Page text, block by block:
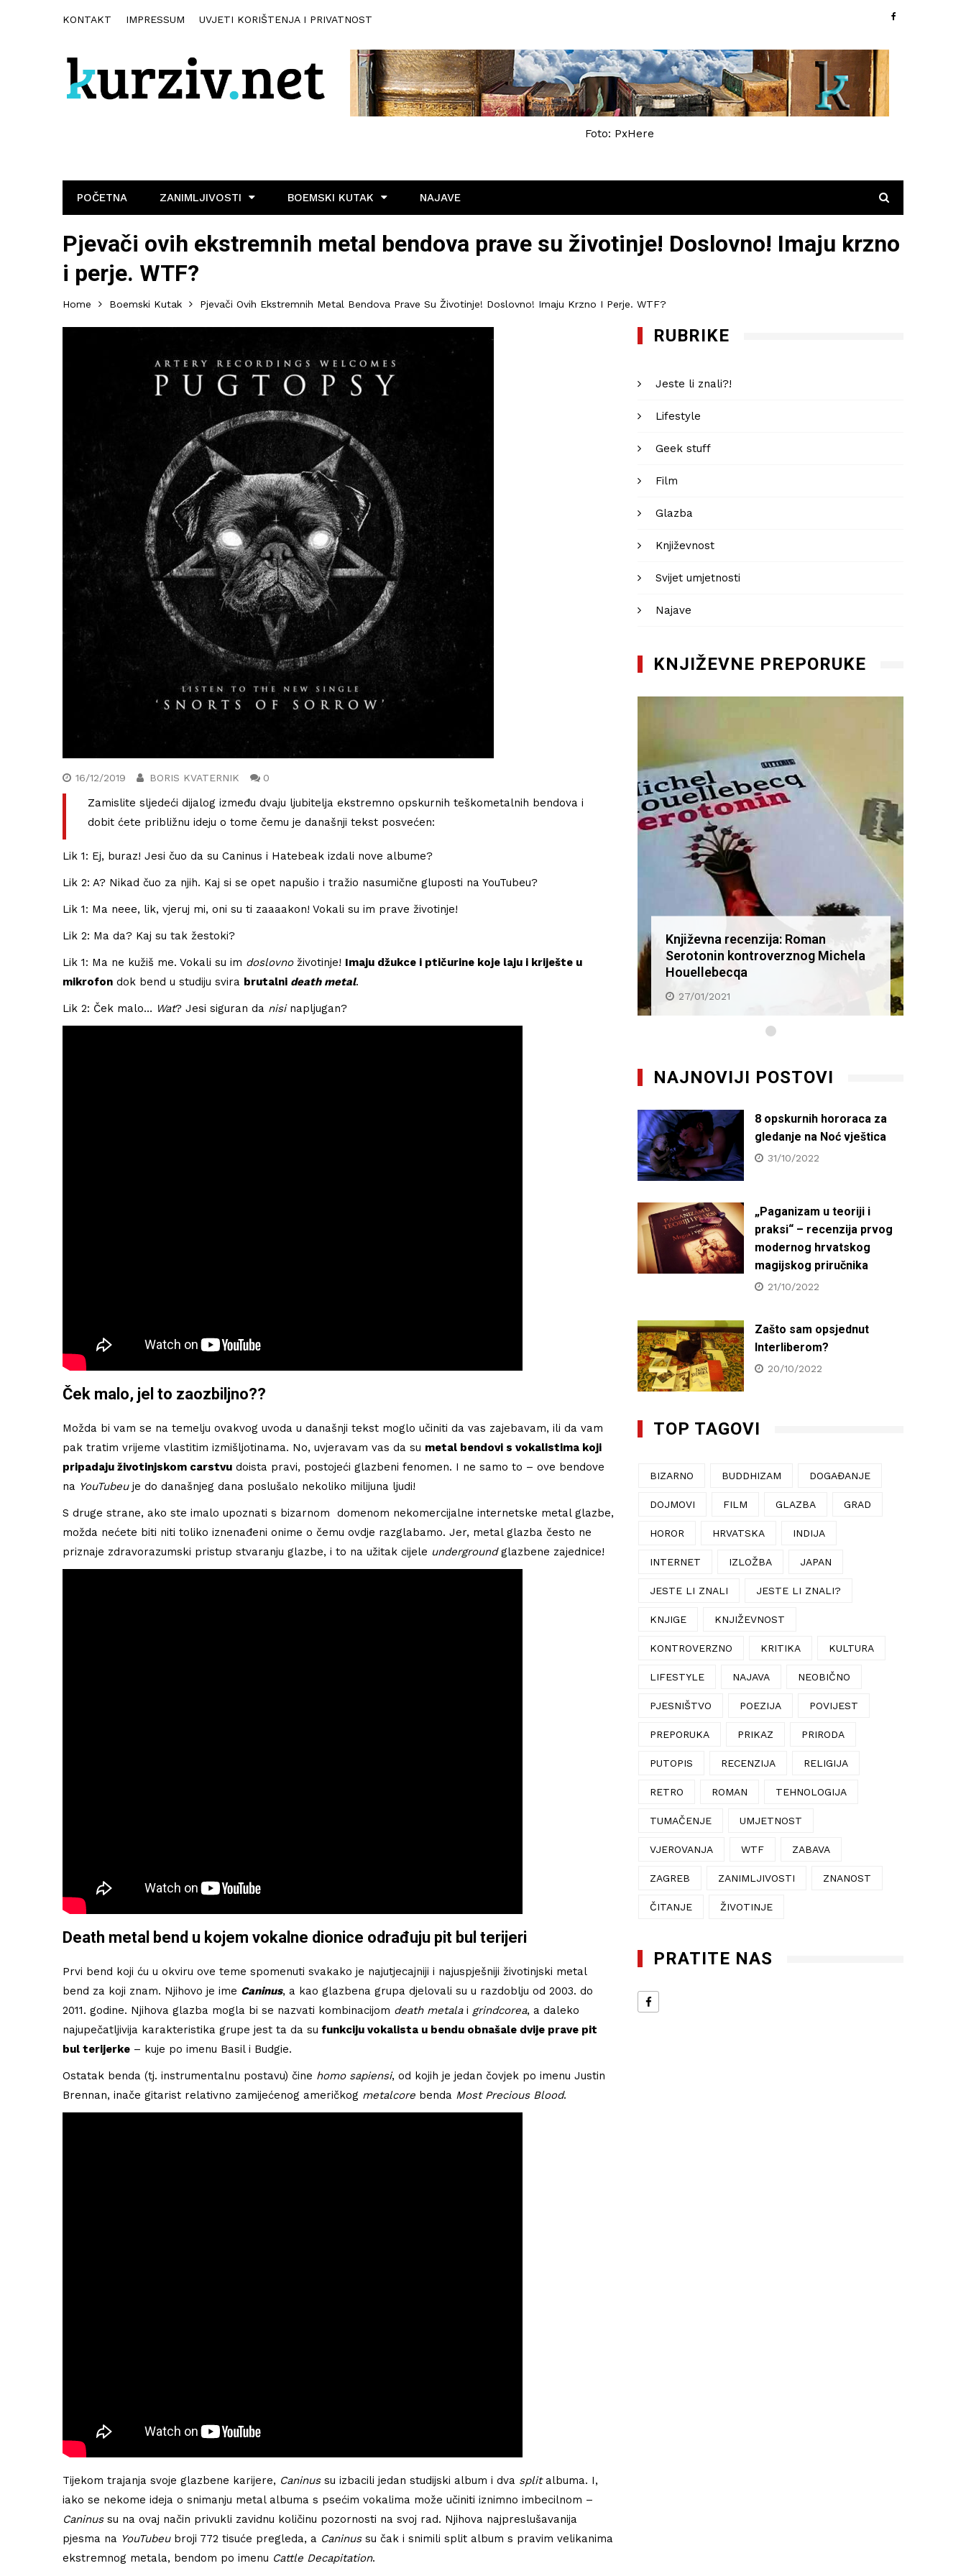
KONTAKT IMPRESSUM UVJETI KORIŠTENJA I PRIVATNOST
Foto: PxHere
POČETNA ZANIMLJIVOSTI BOEMSKI KUTAK NAJAVE
Pjevači ovih ekstremnih metal bendova prave su životinje! Doslovno! Imaju krzno
i perje. WTF?
Home Boemski Kutak Pjevači Ovih Ekstremnih Metal Bendova Prave Su Životinje! Doslovno! Imaju Krzno I Perje. WTF?
16/12/2019 BORIS KVATERNIK 0
Zamislite sljedeći dijalog između dvaju ljubitelja ekstremno opskurnih teškometalnih bendova i
dobit ćete približnu ideju o tome čemu je današnji tekst posvećen:
Lik 1: Ej, buraz! Jesi čuo da su Caninus i Hatebeak izdali nove albume?
Lik 2: A? Nikad čuo za njih. Kaj si se opet napušio i tražio nasumične gluposti na YouTubeu?
Lik 1: Ma neee, lik, vjeruj mi, oni su ti zaaaakon! Vokali su im prave životinje!
Lik 2: Ma da? Kaj su tak žestoki?
Lik 1: Ma ne kužiš me. Vokali su im doslovnoživotinje! Imaju džukce i ptičurine koje laju i kriješte u
mikrofon dok bend u studiju svira brutalni death metal.
Lik 2: Ček malo… Wat? Jesi siguran da nisinapljugan?
Ček malo, jel to zaozbiljno??
Možda bi vam se na temelju ovakvog uvoda u današnji tekst moglo učiniti da vas zajebavam, ili da vam
pak tratim vrijeme vlastitim izmišljotinama. No, uvjeravam vas da su metal bendovi s vokalistima koji
pripadaju životinjskom carstvu doista pravi, postojeći glazbeni fenomen. I ne samo to – ove bendove
na YouTubeuje do današnjeg dana poslušalo nekoliko milijuna ljudi!
S druge strane, ako ste imalo upoznati s bizarnom domenom nekomercijalne internetske metal glazbe,
možda nećete biti niti toliko iznenađeni onime o čemu ovdje razglabamo. Jer, metal glazba često ne
priznaje zdravorazumski pristup stvaranju glazbe, i to na užitak cijele undergroundglazbene zajednice!
Death metal bend u kojem vokalne dionice odrađuju pit bul terijeri
Prvi bend koji ću u okviru ove teme spomenuti svakako je najutjecajniji i najuspješniji životinjski metal
bend za koji znam. Njihovo je ime Caninus, a kao glazbena grupa djelovali su u razdoblju od 2003. do
2011. godine. Njihova glazba mogla bi se nazvati kombinacijom death metalai grindcorea, a daleko
najupečatljivija karakteristika grupe jest ta da su funkciju vokalista u bendu obnašale dvije prave pit
bul terijerke – kuje po imenu Basil i Budgie.
Ostatak benda (tj. instrumentalnu postavu) čine homo sapiensi, od kojih je jedan čovjek po imenu Justin
Brennan, inače gitarist relativno zamijećenog američkog metalcore benda Most Precious Blood.
Tijekom trajanja svoje glazbene karijere, Caninussu izbacili jedan studijski album i dva splitalbuma. I,
iako se nekome ideja o snimanju metal albuma s psećim vokalima može učiniti iznimno imbecilnom –
Caninussu na ovaj način privukli zavidnu količinu pozornosti na svoj rad. Njihova najpreslušavanija
pjesma na YouTubeubroji 772 tisuće pregleda, a Caninussu čak i snimili split album s pravim velikanima
ekstremnog metala, bendom po imenu Cattle Decapitation.
RUBRIKE
Jeste li znali?!
Lifestyle
Geek stuff
Film
Glazba
Književnost
Svijet umjetnosti
Najave
KNJIŽEVNE PREPORUKE
Književna recenzija: Roman
Serotonin kontroverznog Michela
Houellebecqa
Serotonin kontroverznog Michela
Houellebecqa
Književna recenzija: Roman
Serotonin kontroverznog Michela
Houellebecqa
27/01/2021
NAJNOVIJI POSTOVI
8 opskurnih hororaca za
gledanje na Noć vještica
31/10/2022
„Paganizam u teoriji i
praksi“ – recenzija prvog
modernog hrvatskog
magijskog priručnika
21/10/2022
Zašto sam opsjednut
Interliberom?
20/10/2022
TOP TAGOVI
BIZARNO BUDDHIZAM DOGAĐANJE
DOJMOVI FILM GLAZBA GRAD
HOROR HRVATSKA INDIJA
INTERNET IZLOŽBA JAPAN
JESTE LI ZNALI JESTE LI ZNALI?
KNJIGE KNJIŽEVNOST
KONTROVERZNO KRITIKA KULTURA
LIFESTYLE NAJAVA NEOBIČNO
PJESNIŠTVO POEZIJA POVIJEST
PREPORUKA PRIKAZ PRIRODA
PUTOPIS RECENZIJA RELIGIJA
RETRO ROMAN TEHNOLOGIJA
TUMAČENJE UMJETNOST
VJEROVANJA WTF ZABAVA
ZAGREB ZANIMLJIVOSTI ZNANOST
ČITANJE ŽIVOTINJE
PRATITE NAS